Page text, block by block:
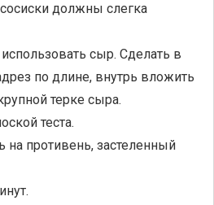
должны слегка
сыр. Сделать в
по длине, внутрь вложить
терке сыра.
теста.
на противень, застеленный